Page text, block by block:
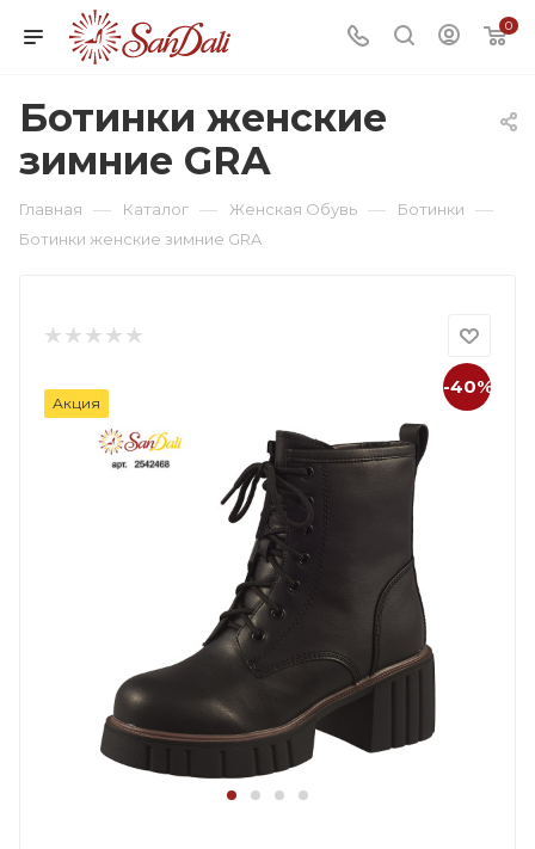
0
Ботинки женские
зимние GRA
Главная — Каталог — Женская Обувь — Ботинки —
Ботинки женские зимние GRA
-40%
Акция